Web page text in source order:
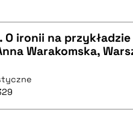
ironii na
Warakomska,